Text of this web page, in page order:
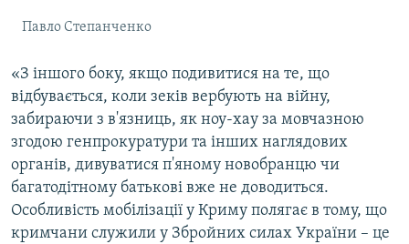
Павло Степанченко
«З іншого боку, якщо подивитися на те, що
відбувається, коли зеків вербують на війну,
забираючи з в'язниць, як ноу-хау за мовчазною
згодою генпрокуратури та інших наглядових
органів, дивуватися п'яному новобранцю чи
багатодітному батькові вже не доводиться.
Особливість мобілізації у Криму полягає в тому, що
кримчани служили у Збройних силах України – це